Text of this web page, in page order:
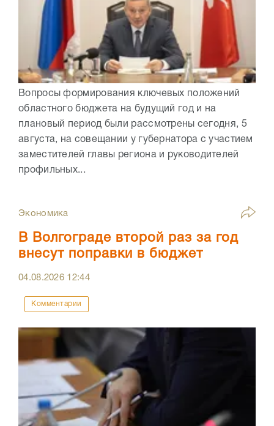
Вопросы формирования ключевых положений
областного бюджета на будущий год и на
плановый период были рассмотрены сегодня, 5
августа, на совещании у губернатора с участием
заместителей главы региона и руководителей
профильных...
Экономика
В Волгограде второй раз за год
внесут поправки в бюджет
04.08.2026 12:44
Комментарии